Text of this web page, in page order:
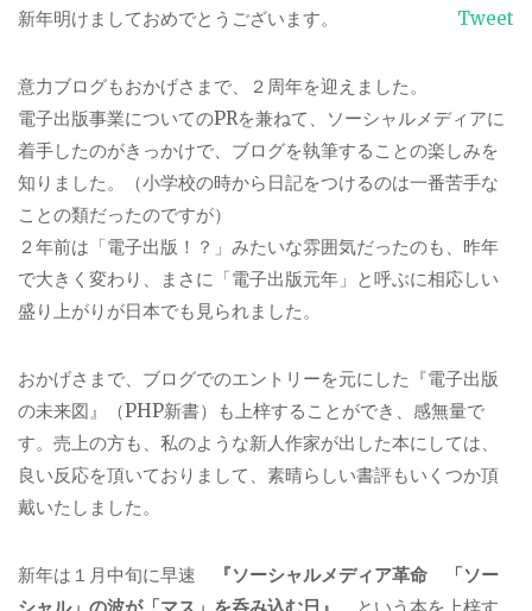
Tweet
新年明けましておめでとうございます。
意力ブログもおかげさまで、２周年を迎えました。
電子出版事業についてのPRを兼ねて、ソーシャルメディアに
着手したのがきっかけで、ブログを執筆することの楽しみを
知りました。（小学校の時から日記をつけるのは一番苦手な
ことの類だったのですが）
２年前は「電子出版！？」みたいな雰囲気だったのも、昨年
で大きく変わり、まさに「電子出版元年」と呼ぶに相応しい
盛り上がりが日本でも見られました。
おかげさまで、ブログでのエントリーを元にした『電子出版
の未来図』（PHP新書）も上梓することができ、感無量で
す。売上の方も、私のような新人作家が出した本にしては、
良い反応を頂いておりまして、素晴らしい書評もいくつか頂
戴いたしました。
新年は１月中旬に早速 『ソーシャルメディア革命 「ソー
シャル」の波が「マス」を呑み込む日』
という本を上梓す